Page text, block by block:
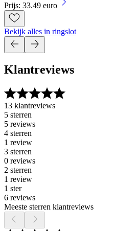
Prijs: 33.49 euro
Bekijk alles in ringslot
Klantreviews
13 klantreviews
5 sterren
5 reviews
4 sterren
1 review
3 sterren
0 reviews
2 sterren
1 review
1 ster
6 reviews
Meeste sterren klantreviews